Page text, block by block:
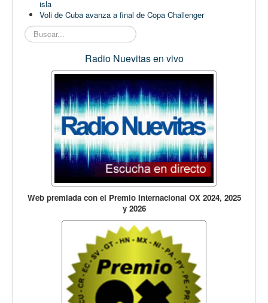
isla
Voli de Cuba avanza a final de Copa Challenger
Buscar...
Radio Nuevitas en vivo
Web premiada con el Premio Internacional OX 2024, 2025
y 2026